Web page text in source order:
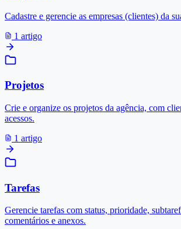
Cadastre e gerencie as empresas (clientes) da
1 artigo
Projetos
Crie e organize os projetos da agência, com
acessos.
1 artigo
Tarefas
Gerencie tarefas com status, prioridade,
comentários e anexos.